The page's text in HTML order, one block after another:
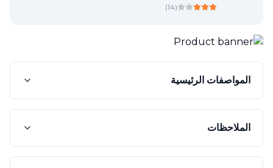
(
14
)
المواصفات الرئيسية
الملاحظات